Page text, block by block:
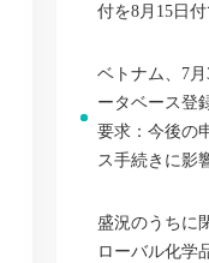
付を8月15日
ベトナム、7
ータベース登
要求：今後の
ス手続きに影
盛況のうちに
ローバル化学